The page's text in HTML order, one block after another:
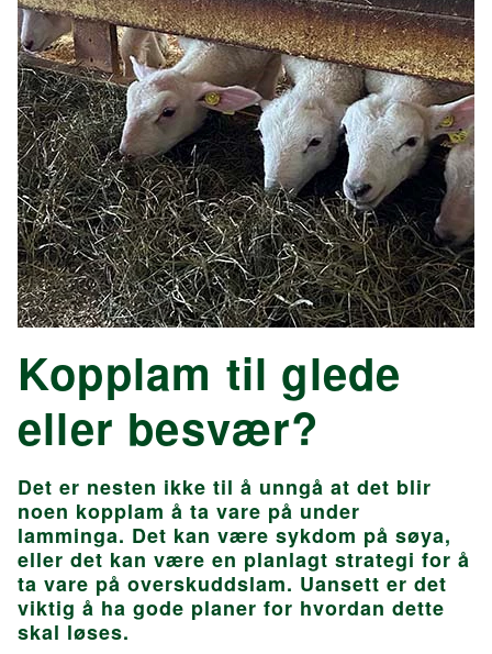
Kopplam til glede
eller besvær?
Det er nesten ikke til å unngå at det blir
noen kopplam å ta vare på under
lamminga. Det kan være sykdom på søya,
eller det kan være en planlagt strategi for å
ta vare på overskuddslam. Uansett er det
viktig å ha gode planer for hvordan dette
skal løses.